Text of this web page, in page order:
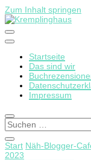
Zum Inhalt springen
Startseite
Das sind wir
Impressum
Suchen
nach:
Start Näh-Blogger-
2023